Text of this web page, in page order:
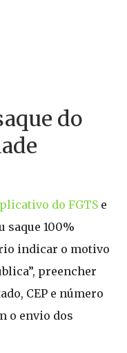
do
do FGTS e
saque 100%
indicar o motivo
preencher
CEP e número
o envio dos